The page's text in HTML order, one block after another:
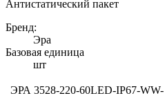
Антистатический пакет
Бренд:
Эра
Базовая единица
шт
ЭРА 3528-220-60LED-IP67-WW-